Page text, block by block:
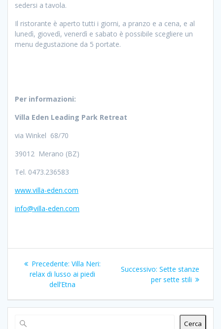
sedersi a tavola.
Il ristorante è aperto tutti i giorni, a pranzo e a cena, e al
lunedì, giovedì, venerdì e sabato è possibile scegliere un
menu degustazione da 5 portate.
Per informazioni:
Villa Eden Leading Park Retreat
via Winkel 68/70
39012 Merano (BZ)
Tel. 0473.236583
www.villa-eden.com
info@villa-eden.com
Navigazione
articoli
Precedente: Articolo
precedente:
Villa Neri:
relax di lusso ai piedi
dell’Etna
Successivo: Articolo
successivo:
Sette stanze
per sette stili
Cerca